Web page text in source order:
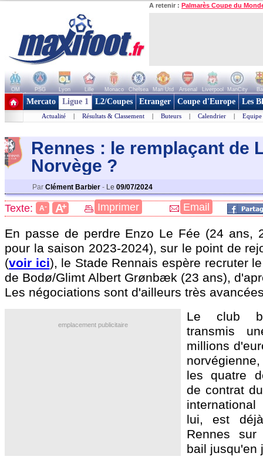
A retenir : Palmarès Coupe du
OM PSG Lyon Lille Monaco Chelsea Man Utd Arsenal Liverpool ManCity
+ de clubs
Mercato Ligue 1 L2/Coupes Etranger Coupe d'Europe Les
Actualité | Résultats & Classement | Buteurs | Calendrier | Equipe
Rennes : le remplaçant de
Norvège ?
Par Clément Barbier - Le 09/07/2024
Texte: A- A+ Imprimer Email
En passe de perdre Enzo Le Fée (24 ans,
pour la saison 2023-2024), sur le point de
(voir ici), le Stade Rennais espère recruter
de Bodø/Glimt Albert Grønbæk (23 ans),
Les négociations sont d'ailleurs très
emplacement publicitaire
Le club
transmis
millions
les quatre
de contrat
lui, est
Rennes
bail jusqu'en